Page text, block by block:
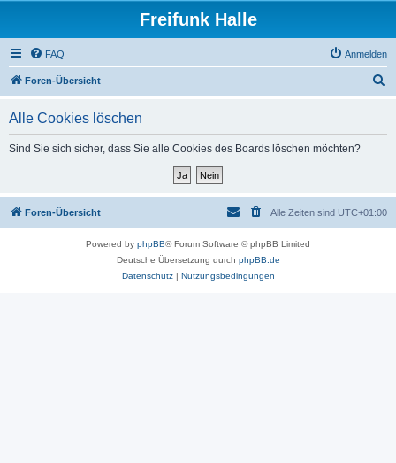
Freifunk Halle
FAQ Anmelden
Foren-Übersicht
Alle Cookies löschen
Sind Sie sich sicher, dass Sie alle Cookies des Boards löschen möchten?
Foren-Übersicht Alle Zeiten sind UTC+01:00
Powered by phpBB® Forum Software © phpBB Limited
Deutsche Übersetzung durch phpBB.de
Datenschutz| Nutzungsbedingungen